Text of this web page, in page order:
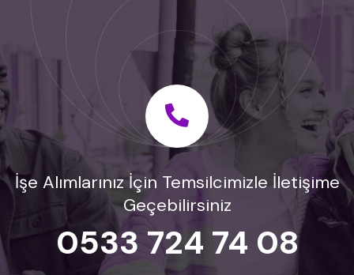
İşe Alımlarınız İçin Temsilcimizle İletişime
Geçebilirsiniz
0533 724 74 08